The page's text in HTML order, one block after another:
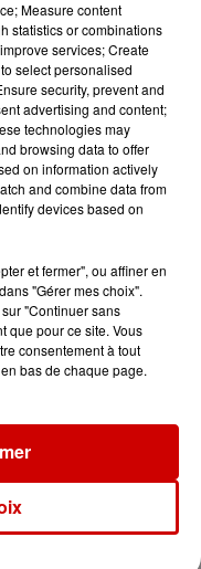
invite à
!
votre balade
Voir plus
de
féminin
Measure content
statistics or combinations
services; Create
select personalised
security, prevent and
advertising and content;
technologies may
browsing data to offer
on information actively
and combine data from
devices based on
et fermer", ou affiner en
"Gérer mes choix".
"Continuer sans
que pour ce site. Vous
consentement à tout
bas de chaque page.